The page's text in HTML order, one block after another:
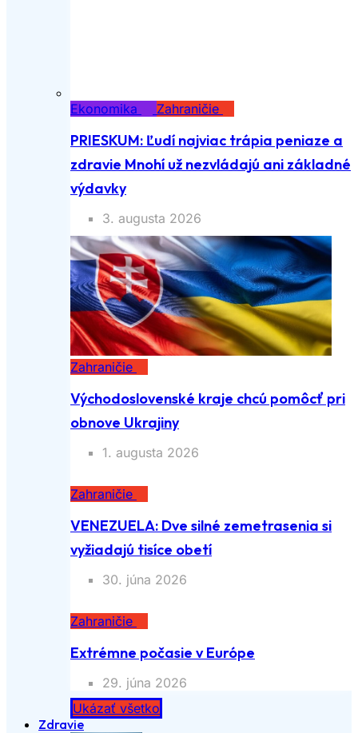
Ekonomika Zahraničie
PRIESKUM: Ľudí najviac trápia peniaze a
zdravie Mnohí už nezvládajú ani základné
výdavky
3. augusta 2026
Zahraničie
Východoslovenské kraje chcú pomôcť pri
obnove Ukrajiny
1. augusta 2026
Zahraničie
VENEZUELA: Dve silné zemetrasenia si
vyžiadajú tisíce obetí
30. júna 2026
Zahraničie
Extrémne počasie v Európe
29. júna 2026
Ukázať všetko
Zdravie